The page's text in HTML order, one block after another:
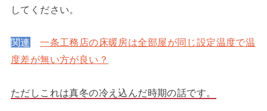
してください。
関連
一条工務店の床暖房は全部屋が同じ設定温度で温
度差が無い方が良い？
ただしこれは真冬の冷え込んだ時期の話です。